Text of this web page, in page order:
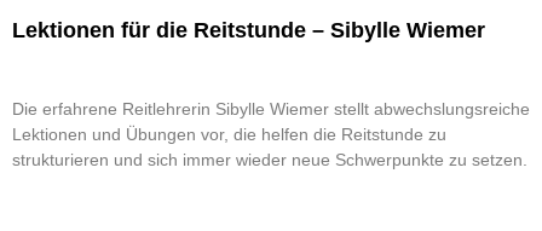
Lektionen für die Reitstunde – Sibylle Wiemer
Die erfahrene Reitlehrerin Sibylle Wiemer stellt abwechslungsreiche
Lektionen und Übungen vor, die helfen die Reitstunde zu
strukturieren und sich immer wieder neue Schwerpunkte zu setzen.